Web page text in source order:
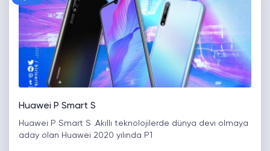
Huawei P Smart S
Huawei P Smart S .Akıllı teknolojilerde dünya devi olmaya
aday olan Huawei 2020 yılında P1